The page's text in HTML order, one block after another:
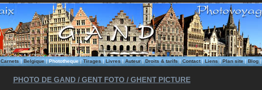
Carnets|Belgique|Phototheque|Tirages|Livres|Auteur|Droits & tarifs|Contact|Liens|Plan site|Blog|
PHOTO DE GAND / GENT FOTO / GHENT PICTURE